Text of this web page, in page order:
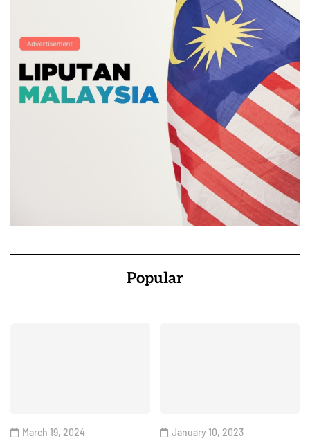
Popular
March 19, 2024 January 10, 2023